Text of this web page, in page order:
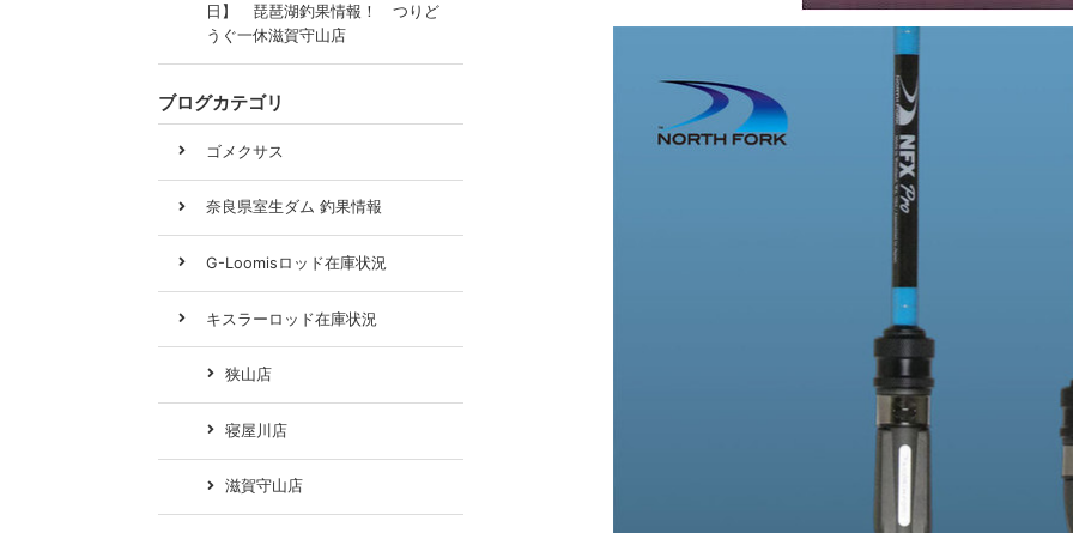
日】 琵琶湖釣果情報！ つりど
うぐ一休滋賀守山店
ブログカテゴリ
ゴメクサス
奈良県室生ダム 釣果情報
G-Loomisロッド在庫状況
キスラーロッド在庫状況
狭山店
寝屋川店
滋賀守山店